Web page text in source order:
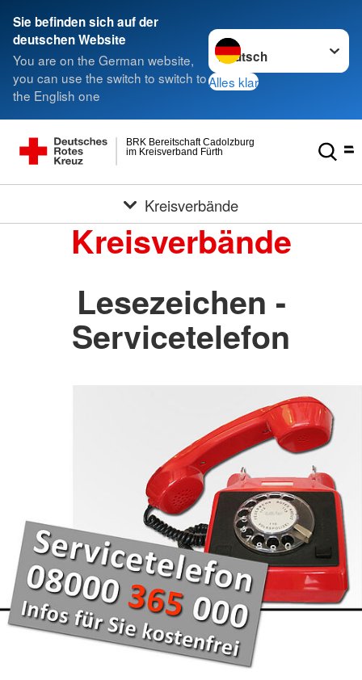
Sie befinden sich auf der
deutschen Website
You are on the German website,
you can use the switch to switch to
the English one
Sprache wechseln zu
Alles klar
im Kreisverband Fürth
BRK Bereitschaft Cadolzburg
Kreisverbände
Kreisverbände
Lesezeichen -
Servicetelefon